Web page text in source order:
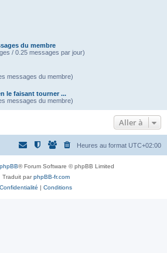
du membre
/ 0.25 messages par jour)
messages du membre)
le faisant tourner ...
messages du membre)
Aller à
Heures au format UTC+02:00
phpBB® Forum Software © phpBB Limited
Traduit parphpBB-fr.com
Confidentialité | Conditions